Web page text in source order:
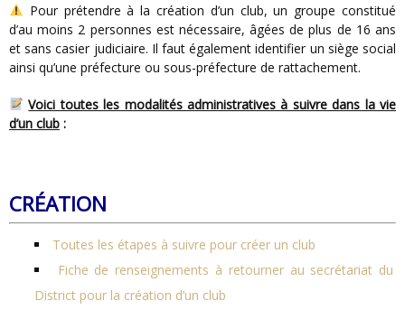
Pour prétendre à la création d’un club, un groupe constitué
d’au moins 2 personnes est nécessaire, âgées de plus de 16 ans
et sans casier judiciaire. Il faut également identifier un siège social
ainsi qu’une préfecture ou sous-préfecture de rattachement.
Voici toutes les modalités administratives à suivre dans la vie
d’un club :
CRÉATION
Toutes les étapes à suivre pour créer un club
Fiche de renseignements à retourner au secrétariat du
District pour la création d’un club